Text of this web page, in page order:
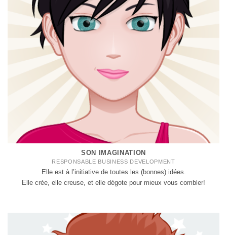
SON IMAGINATION
RESPONSABLE BUSINESS DEVELOPMENT
Elle est à l’initiative de toutes les (bonnes) idées.
Elle crée, elle creuse, et elle dégote pour mieux vous combler!